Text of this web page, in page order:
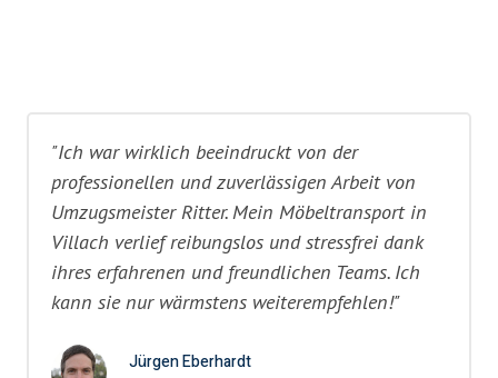
"Ich war wirklich beeindruckt von der
professionellen und zuverlässigen Arbeit von
Umzugsmeister Ritter. Mein Möbeltransport in
Villach verlief reibungslos und stressfrei dank
ihres erfahrenen und freundlichen Teams. Ich
kann sie nur wärmstens weiterempfehlen!"
Jürgen Eberhardt